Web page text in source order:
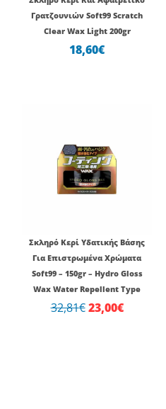
Γρατζουνιών Soft99 Scratch
Clear Wax Light 200gr
18,60€
Σκληρό Κερί Υδατικής Βάσης
Για Επιστρωμένα Χρώματα
Soft99 – 150gr – Hydro Gloss
Wax Water Repellent Type
32,81€
was:
32,81€.
23,00€